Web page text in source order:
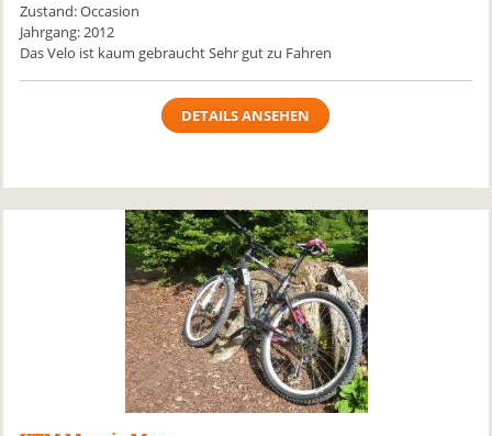
Zustand: Occasion
Jahrgang: 2012
Das Velo ist kaum gebraucht Sehr gut zu Fahren
DETAILS ANSEHEN